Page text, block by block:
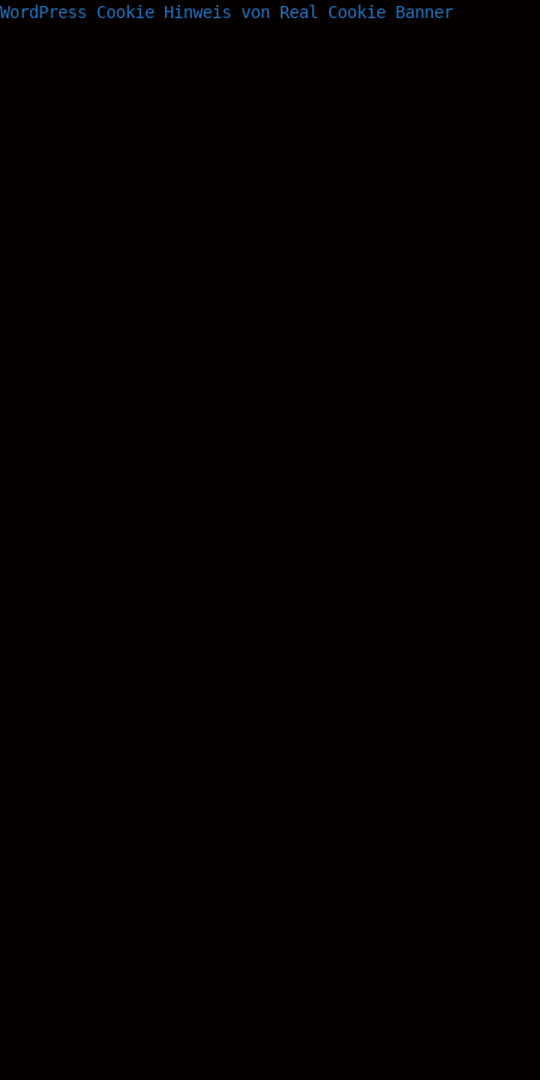
WordPress Cookie Hinweis von Real Cookie Banner